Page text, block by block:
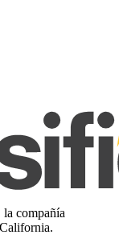
compañía